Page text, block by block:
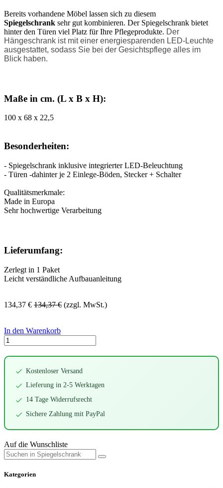
Bereits vorhandene Möbel lassen sich zu diesem
Spiegelschrank sehr gut kombinieren. Der Spiegelschrank bietet
hinter den Türen viel Platz für Ihre Pflegeprodukte. Der
Hängeschrank ist mit einer energiesparenden LED-Leuchte
ausgestattet, sodass Sie bei der Gesichtspflege alles im
Blick haben.
Maße in cm. (L x B x H):
100 x 68 x 22,5
Besonderheiten:
- Spiegelschrank inklusive integrierter LED-Beleuchtung
- Türen -dahinter je 2 Einlege-Böden, Stecker + Schalter
Qualitätsmerkmale:
Made in Europa
Sehr hochwertige Verarbeitung
Lieferumfang:
Zerlegt in 1 Paket
Leicht verständliche Aufbauanleitung
134,37 € 134,37€ (zzgl. MwSt.)
In den Warenkorb
Kostenloser Versand
Lieferung in 2-5 Werktagen
14 Tage Widerrufsrecht
Sichere Zahlung mit PayPal
Auf die Wunschliste
Kategorien